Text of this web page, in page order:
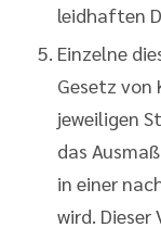
leidhaften
Einzelne
Gesetz von
jeweiligen
das
in einer
wird.